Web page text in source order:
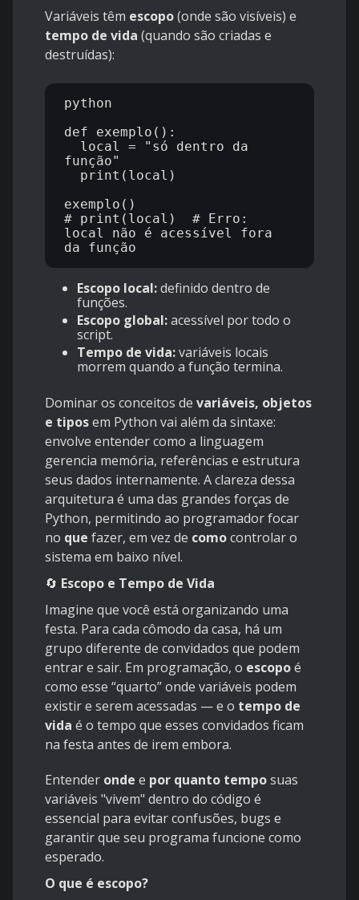
Variáveis têm escopo(onde são visíveis) e
tempo de vida (quando são criadas e
destruídas):
python
def exemplo():
função"
exemplo()
# print(local)  # Erro:
local não é acessível fora
Escopo local:definido dentro de
funções.
Escopo global:acessível por todo o
script.
Tempo de vida:variáveis locais
morrem quando a função termina.
Dominar os conceitos de variáveis, objetos
e tiposem Python vai além da sintaxe:
envolve entender como a linguagem
gerencia memória, referências e estrutura
seus dados internamente. A clareza dessa
arquitetura é uma das grandes forças de
Python, permitindo ao programador focar
no que fazer, em vez de comocontrolar o
sistema em baixo nível.
🔄 Escopo e Tempo de Vida
Imagine que você está organizando uma
festa. Para cada cômodo da casa, há um
grupo diferente de convidados que podem
entrar e sair. Em programação, o escopoé
como esse “quarto” onde variáveis podem
existir e serem acessadas — e o tempo de
vida é o tempo que esses convidados ficam
na festa antes de irem embora.
Entender onde e por quanto temposuas
variáveis "vivem" dentro do código é
essencial para evitar confusões, bugs e
garantir que seu programa funcione como
esperado.
O que é escopo?